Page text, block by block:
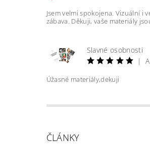
Jsem velmi spokojena. Vizuální i
zábava. Děkuji, vaše materiály
Slavné osobnosti
|
Úžasné materiály,dekuji
ČLÁNKY